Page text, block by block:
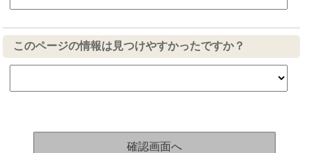
このページの情報は見つけやすかったですか？